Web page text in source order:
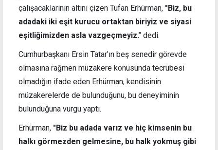
çalışacaklarının altını çizen Tufan Erhürman, "Biz, bu
adadaki iki eşit kurucu ortaktan biriyiz ve siyasi
eşitliğimizden asla vazgeçmeyiz." dedi.
Cumhurbaşkanı Ersin Tatar'ın beş senedir görevde
olmasına rağmen müzakere konusunda tecrübesi
olmadığın ifade eden Erhürman, kendisinin
müzakerelerde de bulunduğunu, bu deneyiminin
bulunduğuna vurgu yaptı.
Erhürman, "Biz bu adada varız ve hiç kimsenin bu
halkı görmezden gelmesine, bu halk yokmuş gibi